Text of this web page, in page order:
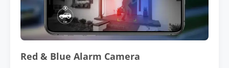
Red & Blue Alarm Camera